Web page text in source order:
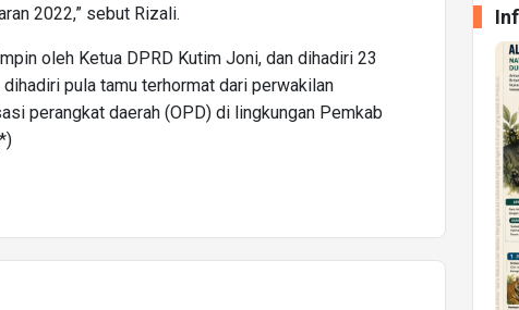
2022,” sebut Rizali.
oleh Ketua DPRD Kutim Joni, dan dihadiri 23
pula tamu terhormat dari perwakilan
perangkat daerah (OPD) di lingkungan Pemkab